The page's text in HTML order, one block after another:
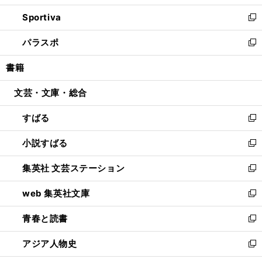
開
く
ン
ド
ウ
で
開
ウ
ィ
ン
ド
ウ
開
し
い
ウ
ィ
ン
ウ
開
く
Sportiva
新
し
い
ウ
ン
ウ
で
開
く
パラスポ
新
し
ウ
ン
ド
ウ
で
開
く
書籍
文芸・文庫・総合
すばる
新
し
い
ウ
ィ
ン
ド
ウ
で
開
く
小説すばる
新
し
い
ウ
ィ
ン
ド
ウ
で
開
集英社 文芸ステーション
新
し
い
ウ
ィ
ン
ド
ウ
web 集英社文庫
新
し
い
ウ
ィ
ン
青春と読書
新
し
い
ウ
アジア人物史
新
し